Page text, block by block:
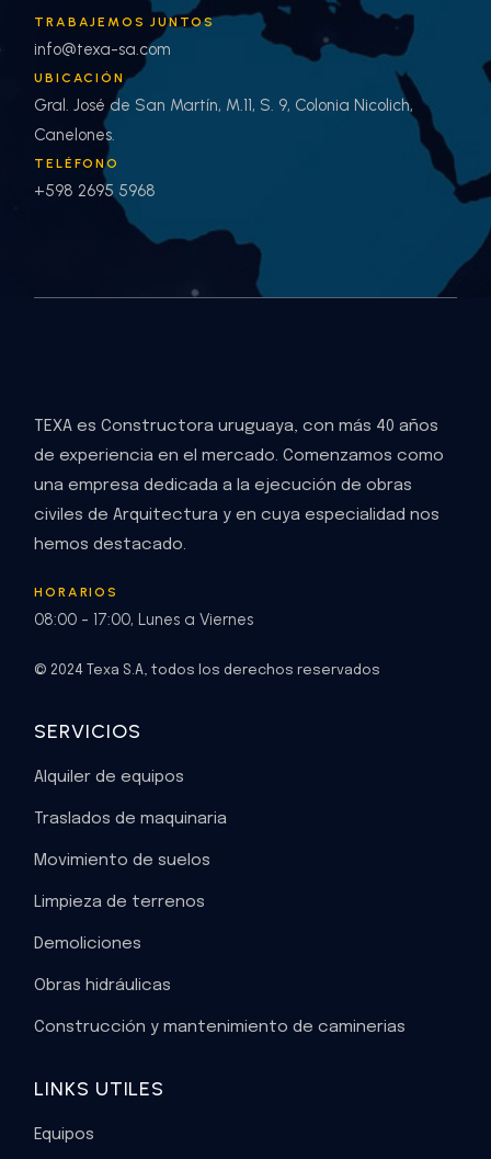
TRABAJEMOS JUNTOS
info@texa-sa.com
UBICACIÓN
Gral. José de San Martín, M.11, S. 9, Colonia Nicolich,
Canelones.
TELÉFONO
+598 2695 5968
TEXA es Constructora uruguaya, con más 40 años
de experiencia en el mercado. Comenzamos como
una empresa dedicada a la ejecución de obras
civiles de Arquitectura y en cuya especialidad nos
hemos destacado.
HORARIOS
08:00 - 17:00, Lunes a Viernes
© 2024 Texa S.A, todos los derechos reservados
SERVICIOS
Alquiler de equipos
Traslados de maquinaria
Movimiento de suelos
Limpieza de terrenos
Demoliciones
Obras hidráulicas
Construcción y mantenimiento de caminerias
LINKS UTILES
Equipos